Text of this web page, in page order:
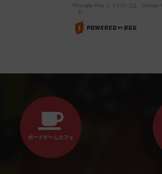
※Google Play とそのロゴは、Google
す。
ボードゲームカフェ